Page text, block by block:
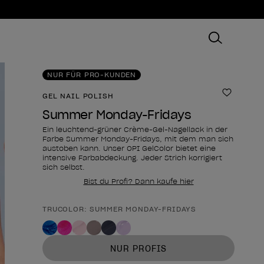
NUR FÜR PRO-KUNDEN
GEL NAIL POLISH Zur
Summer Monday-Fridays
Ein leuchtend-grüner Crème-Gel-Nagellack in der
Farbe Summer Monday-Fridays, mit dem man sich
austoben kann. Unser OPI GelColor bietet eine
intensive Farbabdeckung. Jeder Strich korrigiert
sich selbst.
Bist du Profi? Dann kaufe hier
Form des Produkts
TRUCOLOR: SUMMER MONDAY-FRIDAYS
NUR PROFIS